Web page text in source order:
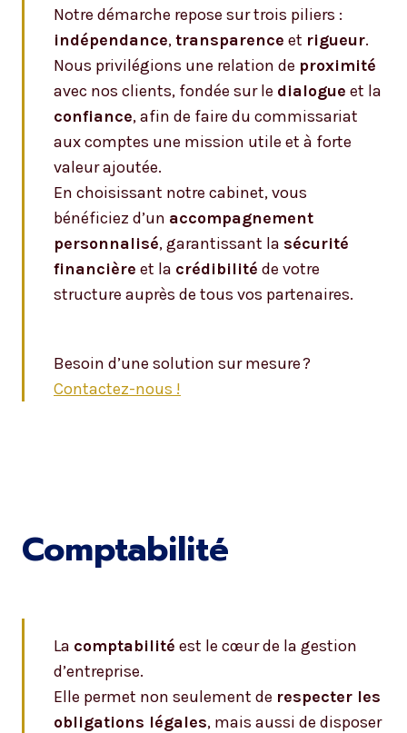
Notre démarche repose sur trois piliers :
indépendance,transparence et rigueur.
Nous privilégions une relation de proximité
avec nos clients, fondée sur le dialogue et la
confiance, afin de faire du commissariat
aux comptes une mission utile et à forte
valeur ajoutée.
En choisissant notre cabinet, vous
bénéficiez d’un accompagnement
personnalisé, garantissant la sécurité
financière et la crédibilité de votre
structure auprès de tous vos partenaires.
Besoin d’une solution sur mesure ?
Contactez-nous !
Comptabilité
La comptabilité est le cœur de la gestion
d’entreprise.
Elle permet non seulement de respecter les
obligations légales, mais aussi de disposer